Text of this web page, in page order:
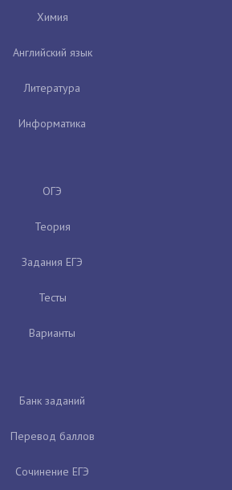
Химия
Английский язык
Литература
Информатика
ОГЭ
Теория
Задания ЕГЭ
Тесты
Варианты
Банк заданий
Перевод баллов
Сочинение ЕГЭ